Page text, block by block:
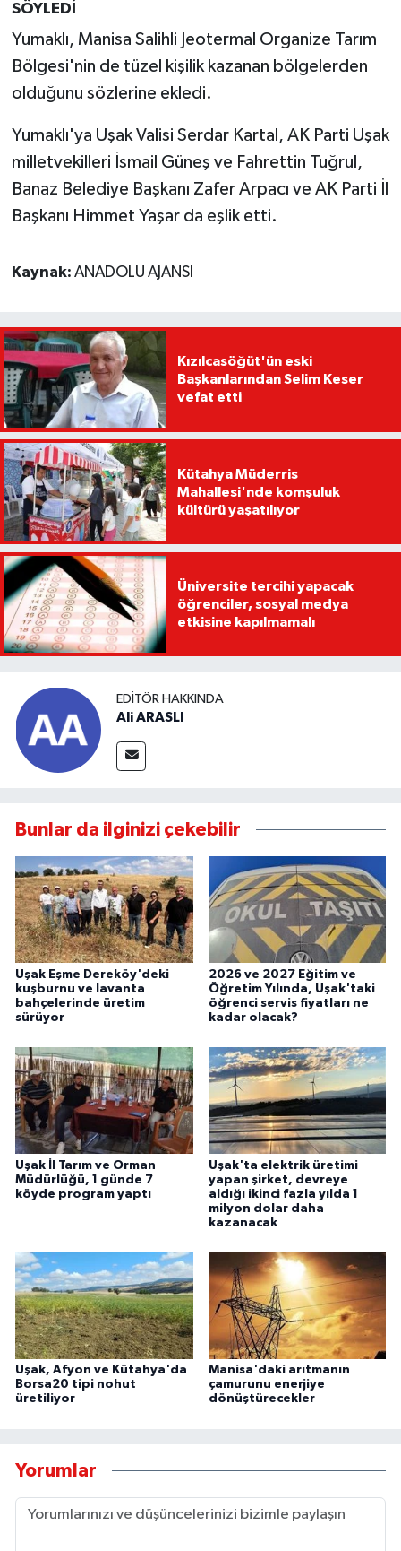
SÖYLEDİ
Yumaklı, Manisa Salihli Jeotermal Organize Tarım
Bölgesi'nin de tüzel kişilik kazanan bölgelerden
olduğunu sözlerine ekledi.
Yumaklı'ya Uşak Valisi Serdar Kartal, AK Parti Uşak
milletvekilleri İsmail Güneş ve Fahrettin Tuğrul,
Banaz Belediye Başkanı Zafer Arpacı ve AK Parti İl
Başkanı Himmet Yaşar da eşlik etti.
Kaynak: ANADOLU AJANSI
Kızılcasöğüt'ün eski
Başkanlarından Selim Keser
vefat etti
Kütahya Müderris
Mahallesi'nde komşuluk
kültürü yaşatılıyor
Üniversite tercihi yapacak
öğrenciler, sosyal medya
etkisine kapılmamalı
EDITÖR HAKKINDA
Ali ARASLI
Bunlar da ilginizi çekebilir
Uşak Eşme Dereköy'deki
kuşburnu ve lavanta
bahçelerinde üretim
sürüyor
2026 ve 2027 Eğitim ve
Öğretim Yılında, Uşak'taki
öğrenci servis fiyatları ne
kadar olacak?
Uşak İl Tarım ve Orman
Müdürlüğü, 1 günde 7
köyde program yaptı
Uşak'ta elektrik üretimi
yapan şirket, devreye
aldığı ikinci fazla yılda 1
milyon dolar daha
kazanacak
Uşak, Afyon ve Kütahya'da
Borsa20 tipi nohut
üretiliyor
Manisa'daki arıtmanın
çamurunu enerjiye
dönüştürecekler
Yorumlar